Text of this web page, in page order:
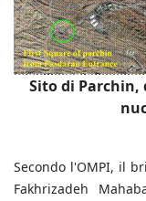
Sito di Parchin,
Secondo l'OMPI, il
Fakhrizadeh